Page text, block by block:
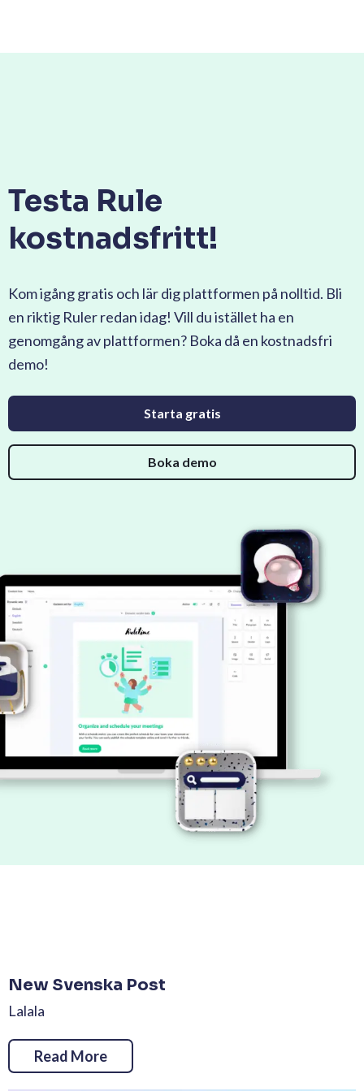
Testa Rule
kostnadsfritt!
Kom igång gratis och lär dig plattformen på nolltid. Bli
en riktig Ruler redan idag! Vill du istället ha en
genomgång av plattformen? Boka då en kostnadsfri
demo!
Starta gratis
Boka demo
New Svenska Post
Lalala
Read More